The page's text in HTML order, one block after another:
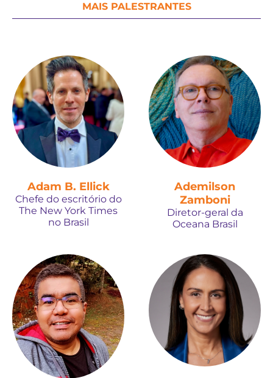
MAIS PALESTRANTES
Adam B. Ellick
Chefe do escritório do
The New York Times
no Brasil
Ademilson
Zamboni
Diretor-geral da
Oceana Brasil